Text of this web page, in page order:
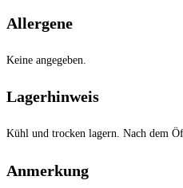
Allergene
Keine angegeben.
Lagerhinweis
Kühl und trocken lagern. Nach dem
Anmerkung